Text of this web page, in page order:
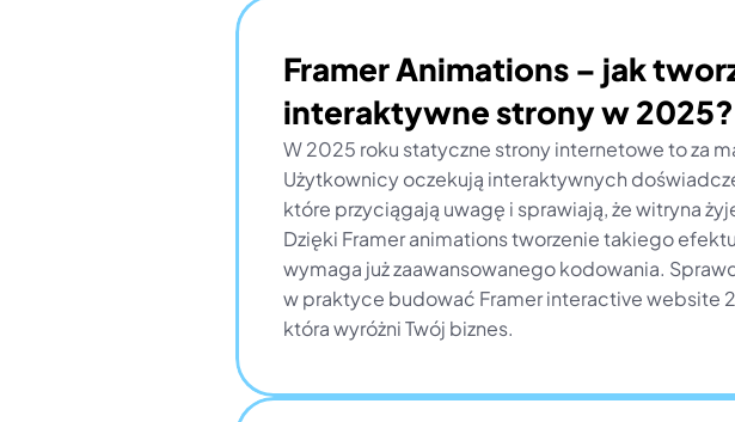
Framer Animations – jak
interaktywne strony w 2025?
W 2025 roku statyczne strony internetowe to za
Użytkownicy oczekują interaktywnych
które przyciągają uwagę i sprawiają, że witryna
Dzięki Framer animations tworzenie takiego
wymaga już zaawansowanego kodowania.
w praktyce budować Framer interactive website
która wyróżni Twój biznes.